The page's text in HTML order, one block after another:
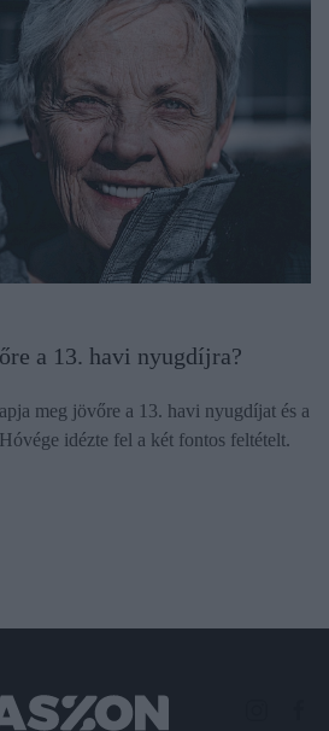
a 13. havi nyugdíjra?
meg jövőre a 13. havi nyugdíjat és a
idézte fel a két fontos feltételt.